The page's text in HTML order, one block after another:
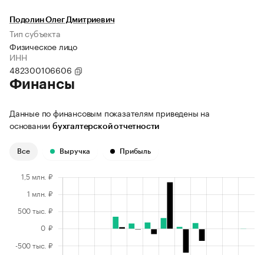
Подолин Олег Дмитриевич
Тип субъекта
Физическое лицо
ИНН
482300106606
Финансы
Данные по финансовым показателям приведены на
основании бухгалтерской отчетности
Все Выручка Прибыль